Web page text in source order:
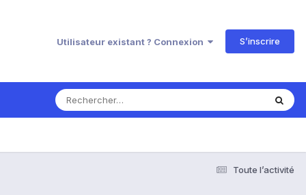
Utilisateur existant ? Connexion S’inscrire
Toute l’activité